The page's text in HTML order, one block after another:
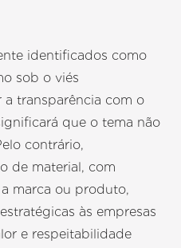
identificados como
sob o viés
transparência com o
que o tema não
contrário,
de material, com
marca ou produto,
às empresas
e respeitabilidade